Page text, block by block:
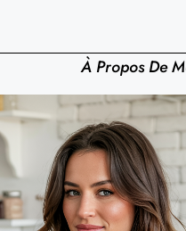
À Propos De